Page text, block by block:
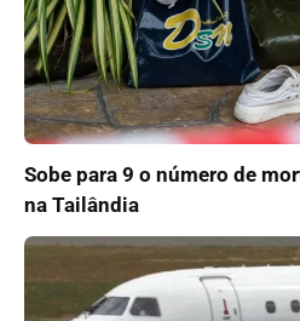
Sobe para 9 o número de
na Tailândia